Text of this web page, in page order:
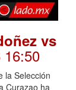
vs
16:50
la Selección
Curazao ha